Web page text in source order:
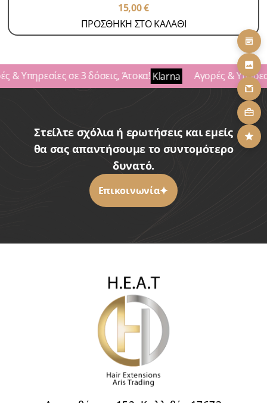
15,00€
ΠΡΟΣΘΗΚΗ ΣΤΟ ΚΑΛΑΘΙ
& Υπηρεσίες σε 3 δόσεις, Άτοκα!Klarna Αγορές &
Στείλτε σχόλια ή ερωτήσεις και εμείς
θα σας απαντήσουμε το συντομότερο
δυνατό.
Επικοινωνία